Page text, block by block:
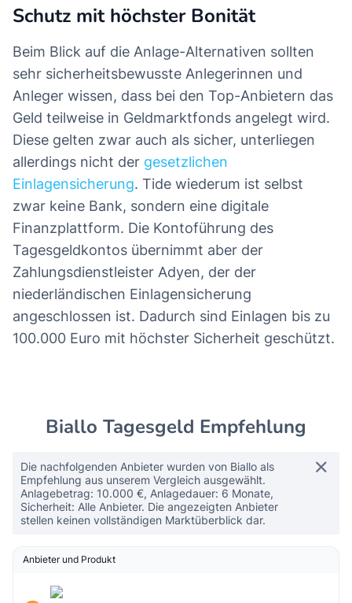
Schutz mit höchster Bonität
Beim Blick auf die Anlage-Alternativen sollten
sehr sicherheitsbewusste Anlegerinnen und
Anleger wissen, dass bei den Top-Anbietern das
Geld teilweise in Geldmarktfonds angelegt wird.
Diese gelten zwar auch als sicher, unterliegen
allerdings nicht der gesetzlichen
Einlagensicherung. Tide wiederum ist selbst
zwar keine Bank, sondern eine digitale
Finanzplattform. Die Kontoführung des
Tagesgeldkontos übernimmt aber der
Zahlungsdienstleister Adyen, der der
niederländischen Einlagensicherung
angeschlossen ist. Dadurch sind Einlagen bis zu
100.000 Euro mit höchster Sicherheit geschützt.
Biallo Tagesgeld Empfehlung
Die nachfolgenden Anbieter wurden von Biallo als
Empfehlung aus unserem Vergleich ausgewählt.
Anlagebetrag: 10.000 €, Anlagedauer: 6 Monate,
Sicherheit: Alle Anbieter. Die angezeigten Anbieter
stellen keinen vollständigen Marktüberblick dar.
Anbieter und Produkt